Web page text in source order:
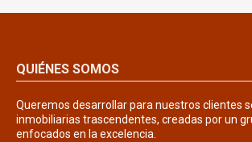
QUIÉNES SOMOS
Queremos desarrollar para nuestros clientes
inmobiliarias trascendentes, creadas por un
enfocados en la excelencia.